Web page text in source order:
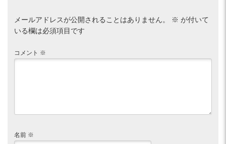
メールアドレスが公開されることはありません。 ※ が付いて
いる欄は必須項目です
コメント ※
名前 ※